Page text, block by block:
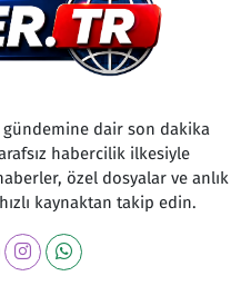
gündemine dair son dakika
habercilik ilkesiyle
özel dosyalar ve anlık
kaynaktan takip edin.